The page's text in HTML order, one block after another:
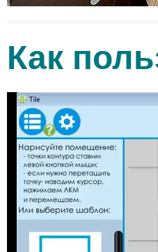
Как